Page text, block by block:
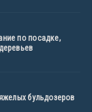
по посадке,
бульдозеров